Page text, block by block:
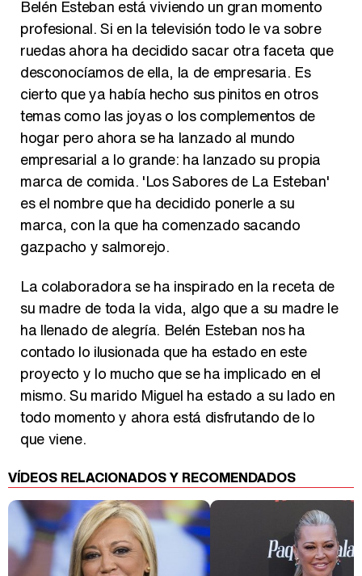
Belén Esteban está viviendo un gran momento
profesional. Si en la televisión todo le va sobre
ruedas ahora ha decidido sacar otra faceta que
desconocíamos de ella, la de empresaria. Es
cierto que ya había hecho sus pinitos en otros
temas como las joyas o los complementos de
hogar pero ahora se ha lanzado al mundo
empresarial a lo grande: ha lanzado su propia
marca de comida. 'Los Sabores de La Esteban'
es el nombre que ha decidido ponerle a su
marca, con la que ha comenzado sacando
gazpacho y salmorejo.
La colaboradora se ha inspirado en la receta de
su madre de toda la vida, algo que a su madre le
ha llenado de alegría. Belén Esteban nos ha
contado lo ilusionada que ha estado en este
proyecto y lo mucho que se ha implicado en el
mismo. Su marido Miguel ha estado a su lado en
todo momento y ahora está disfrutando de lo
que viene.
VÍDEOS RELACIONADOS Y RECOMENDADOS